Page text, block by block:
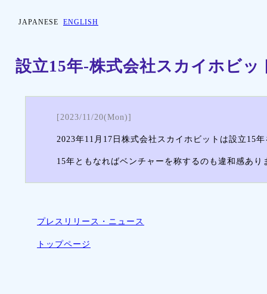
JAPANESE ENGLISH
設立15年-株式会社スカイホビッ
[2023/11/20(Mon)]
2023年11月17日株式会社スカイホビットは設立15
15年ともなればベンチャーを称するのも違和感あ
プレスリリース・ニュース
トップページ